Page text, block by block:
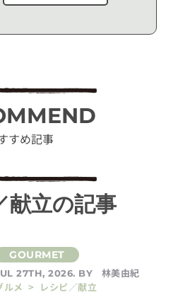
すめ記事
献立の記事
27TH, 2026. BY
林美由紀
ルメ > レシピ／献立